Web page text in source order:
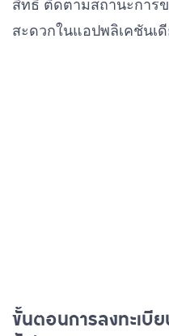
สิทธิ ติดตามสถานะการ
สะดวกในแอปพลิเคชันเ
ขั้นตอนการลงทะเบีย